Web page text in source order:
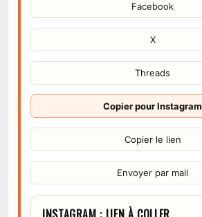
Facebook
X
Threads
Copier pour Instagram
Copier le lien
Envoyer par mail